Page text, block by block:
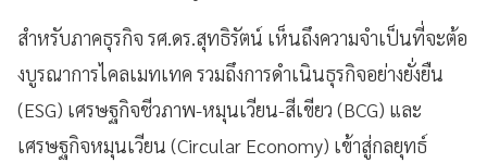
สำหรับภาคธุรกิจ รศ.ดร.สุทธิรัตน์ เห็นถึงความจำเป็นที่จะต้อ
งบูรณาการไคลเมทเทค รวมถึงการดำเนินธุรกิจอย่างยั่งยืน
(ESG) เศรษฐกิจชีวภาพ-หมุนเวียน-สีเขียว (BCG) และ
เศรษฐกิจหมุนเวียน (Circular Economy) เข้าสู่กลยุทธ์